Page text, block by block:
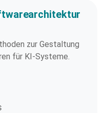
zur Gestaltung
für KI-Systeme.